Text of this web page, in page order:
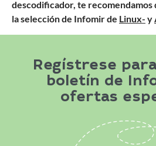
descodificador, te recomendamos
la selección de Infomir de Linux- y
Regístrese
boletín de
ofertas